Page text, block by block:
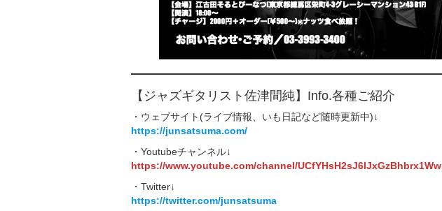
【ジャズギタリスト佐津間純】Info.各種ご紹介
・ウェブサイト(ライブ情報、いも日記など随時更新中)↓
https://junsatsuma.com/
・Youtubeチャンネル↓
https://www.youtube.com/channel/UCfYHsH2sJ6lJxGzBhbrx1Ww
・Twitter↓
https://twitter.com/junsatsuma